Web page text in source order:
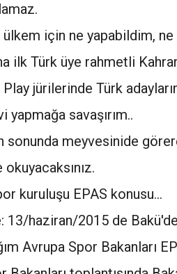
için ne yapabildim,
ilk Türk üye rahmetli
jürilerinde Türk
savaşırım..
sonunda meyvesinide
kuruluşu EPAS konusu…
13/haziran/2015 de
Avrupa Spor Bakanları